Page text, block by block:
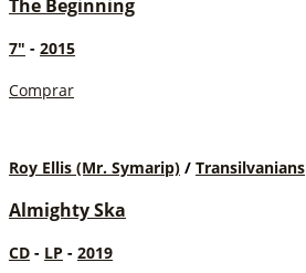
The Beginning
7" - 2015
Comprar
Roy Ellis (Mr. Symarip) / Transilvanians
Almighty Ska
CD - LP - 2019